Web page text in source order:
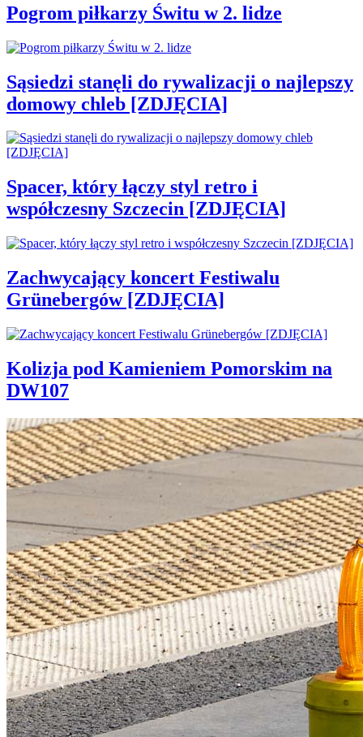
Pogrom piłkarzy Świtu w 2. lidze
Sąsiedzi stanęli do rywalizacji o najlepszy
domowy chleb [ZDJĘCIA]
Spacer, który łączy styl retro i
współczesny Szczecin [ZDJĘCIA]
Zachwycający koncert Festiwalu
Grünebergów [ZDJĘCIA]
Kolizja pod Kamieniem Pomorskim na
DW107